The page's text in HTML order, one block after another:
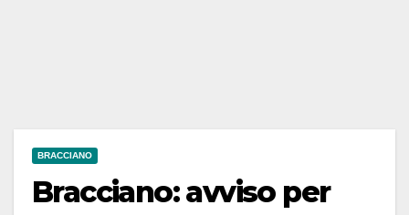
BRACCIANO
Bracciano: avviso per